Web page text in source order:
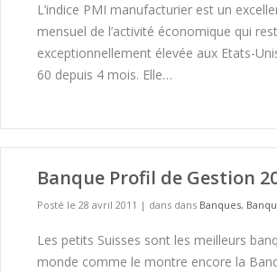
L’indice PMI manufacturier est un
mensuel de l’activité économique qui
exceptionnellement élevée aux Etats-
60 depuis 4 mois. Elle…
Banque Profil de Gestion
Posté le 28 avril 2011 | dans dans Banques,
Les petits Suisses sont les meilleurs
monde comme le montre encore la